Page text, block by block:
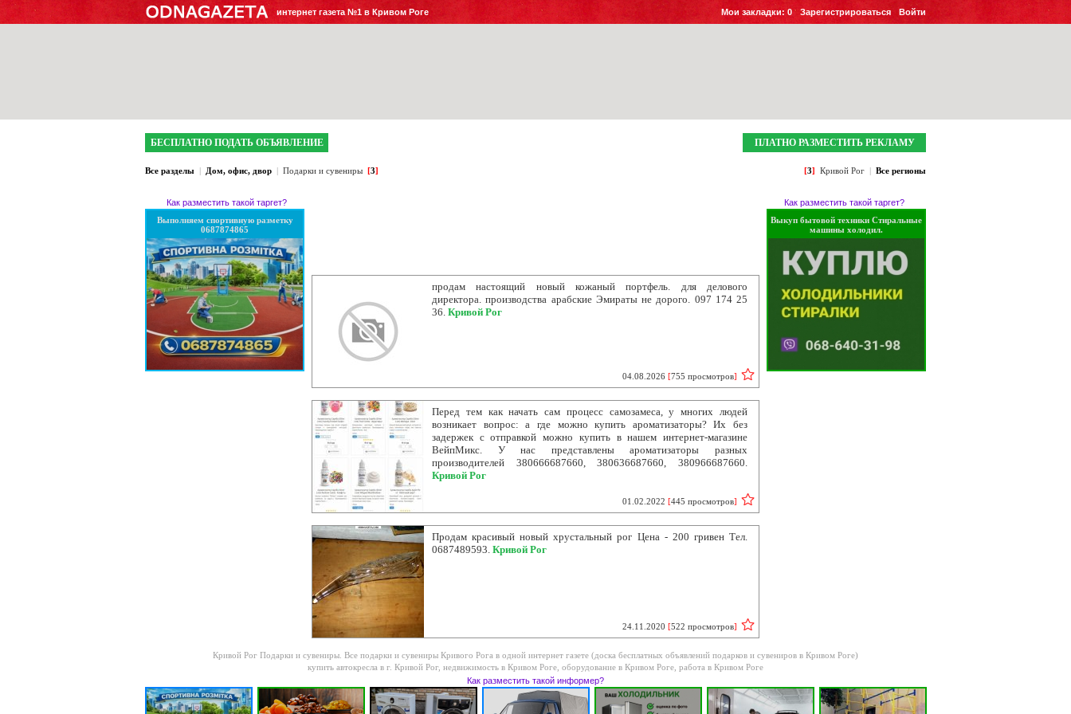
интернет газета №1 в Кривом Роге Войти
Зарегистрироваться
Мои закладки: 0
БЕСПЛАТНО ПОДАТЬ ОБЪЯВЛЕНИЕ ПЛАТНО РАЗМЕСТИТЬ РЕКЛАМУ
Все разделы | Дом, офис, двор | Подарки и сувениры [3] [3] Кривой Рог | Все регионы
Как разместить такой таргет?
Выполняем спортивную разметку
0687874865
продам настоящий новый кожаный портфель. для делового
директора. производства арабские Эмираты не дорого. 097 174 25
36. Кривой Рог
04.08.2026 [755 просмотров]
Перед тем как начать сам процесс самозамеса, у многих людей
возникает вопрос: а где можно купить ароматизаторы? Их без
задержек с отправкой можно купить в нашем интернет-магазине
ВейпМикс. У нас представлены ароматизаторы разных
производителей 380666687660, 380636687660, 380966687660.
Кривой Рог
01.02.2022 [445 просмотров]
Продам красивый новый хрустальный рог Цена - 200 гривен Тел.
0687489593. Кривой Рог
24.11.2020 [522 просмотров]
Как разместить такой таргет?
Выкуп бытовой техники Стиральные
машины холодил.
Кривой Рог Подарки и сувениры . Все подарки и сувениры Кривого Рога в одной интернет газете (доска бесплатных объявлений подарков и сувениров в Кривом Роге)
купить автокресла в г. Кривой Рог, недвижимость в Кривом Роге оборудование в Кривом Роге работа в Кривом Роге
Как разместить такой информер?